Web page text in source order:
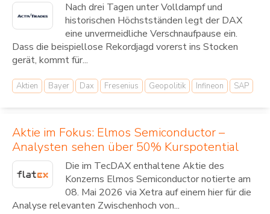
Nach drei Tagen unter Volldampf und
historischen Höchstständen legt der DAX
eine unvermeidliche Verschnaufpause ein.
Dass die beispiellose Rekordjagd vorerst ins Stocken
gerät, kommt für...
Aktien Bayer Dax Fresenius Geopolitik Infineon SAP
Aktie im Fokus: Elmos Semiconductor –
Analysten sehen über 50% Kurspotential
Die im TecDAX enthaltene Aktie des
Konzerns Elmos Semiconductor notierte am
08. Mai 2026 via Xetra auf einem hier für die
Analyse relevanten Zwischenhoch von...